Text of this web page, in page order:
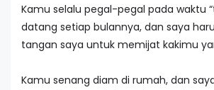
Kamu selalu pegal-pegal pada waktu
datang setiap bulannya, dan saya
tangan saya untuk memijat kakimu
Kamu senang diam di rumah, dan